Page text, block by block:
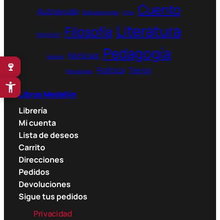
Autoayuda Bibliotecología Cine Cuento
Depresión Filosofía Literatura
Música Noticias Pedagogía
Personajes Política Terror
Libros Medellín
Librería
Mi cuenta
Lista de deseos
Carrito
Direcciones
Pedidos
Devoluciones
Sigue tus pedidos
Privacidad
🍷